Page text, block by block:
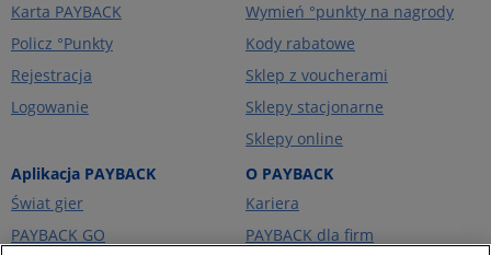
Karta PAYBACK
Policz °Punkty
Rejestracja
Logowanie
Wymień °punkty na nagrody
Kody rabatowe
Sklep z voucherami
Sklepy stacjonarne
Sklepy online
Aplikacja PAYBACK
Świat gier
PAYBACK GO
O PAYBACK
Kariera
PAYBACK dla firm